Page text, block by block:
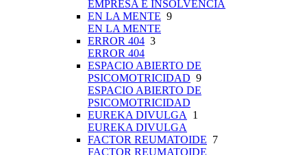
EMPRESA E INSOLVENCIA
EN LA MENTE 9
EN LA MENTE
ERROR 404 3
ERROR 404
ESPACIO ABIERTO DE
PSICOMOTRICIDAD 9
ESPACIO ABIERTO DE
PSICOMOTRICIDAD
EUREKA DIVULGA 1
EUREKA DIVULGA
FACTOR REUMATOIDE 7
FACTOR REUMATOIDE